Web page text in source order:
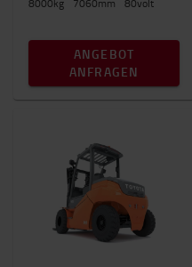
Hubhöhe von - bis
Räderanzahl
Bauhöhe von - bis
8000kg 7060mm 80volt
ANGEBOT
ANFRAGEN